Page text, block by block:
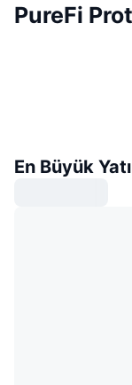
PureFi
En Büyük